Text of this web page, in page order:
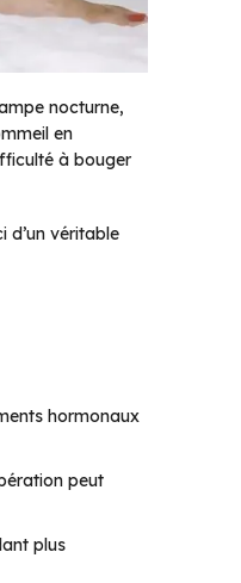
nocturne,
en
à bouger
d’un véritable
hormonaux
peut
plus